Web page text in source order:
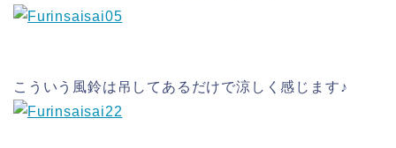
こういう風鈴は吊してあるだけで涼しく感じます♪